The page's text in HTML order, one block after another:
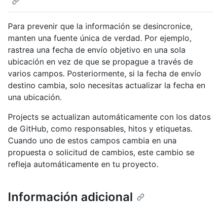
Para prevenir que la información se desincronice,
manten una fuente única de verdad. Por ejemplo,
rastrea una fecha de envío objetivo en una sola
ubicación en vez de que se propague a través de
varios campos. Posteriormente, si la fecha de envío
destino cambia, solo necesitas actualizar la fecha en
una ubicación.
Projects se actualizan automáticamente con los datos
de GitHub, como responsables, hitos y etiquetas.
Cuando uno de estos campos cambia en una
propuesta o solicitud de cambios, este cambio se
refleja automáticamente en tu proyecto.
Información adicional